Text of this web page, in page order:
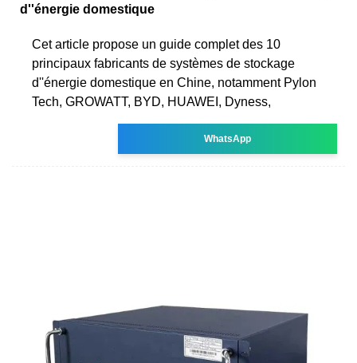
d''énergie domestique
Cet article propose un guide complet des 10
principaux fabricants de systèmes de stockage
d''énergie domestique en Chine, notamment Pylon
Tech, GROWATT, BYD, HUAWEI, Dyness,
WhatsApp